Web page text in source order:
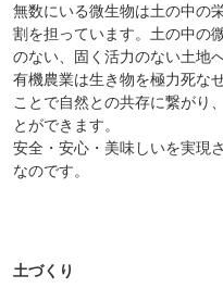
無数にいる微生物は土の中の
割を担っています。土の中の
のない、固く活力のない土地
有機農業は生き物を極力死な
ことで自然との共存に繋がり
とができます。
安全・安心・美味しいを実現
なのです。
土づくり